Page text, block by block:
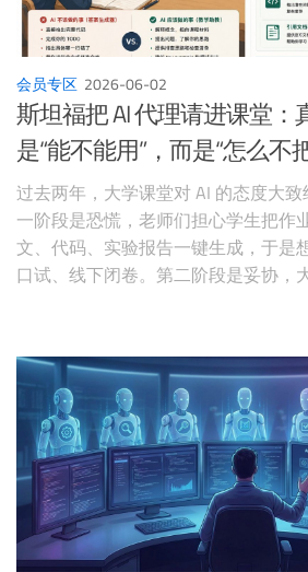
会员专区 2026-06-02
斯坦福把 AI 代理请进课堂：
是“能不能用”，而是“怎么不
过去两年，大学课堂对 AI 的态度大
一阶段是恐慌，老师们担心学生把作
文、代码、实验报告一键生成，于是
口试、线下闭卷。第二阶段是妥协，
要做的不是假装它不存在，而是重新
界。 斯坦福